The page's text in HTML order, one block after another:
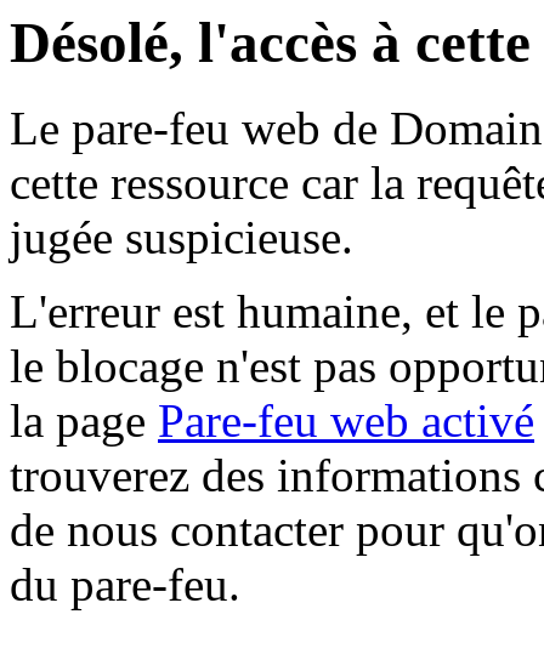
Désolé, l'accès à
Le pare-feu web de
cette ressource car la
jugée suspicieuse.
L'erreur est humaine, et le
le blocage n'est pas
la page Pare-feu web activé
trouverez des informations
de nous contacter pour
du pare-feu.